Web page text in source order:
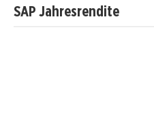
SAP Jahresrendite